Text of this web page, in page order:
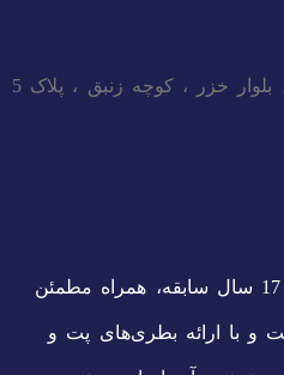
خزر ، کوچه زنبق ، پلاک 5
سایت میلوپلاست با بیش از 17 سال سابقه، همراه مطمئن
و با ارائه بطری‌های پت و